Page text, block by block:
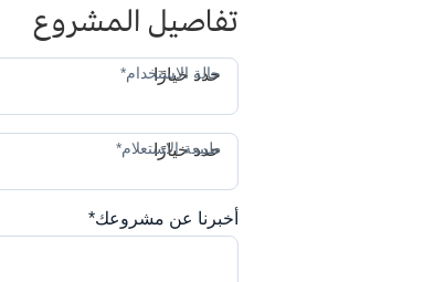
تفاصيل المشروع
حالة الاستخدام*
حدد خيارًا
طبيعة الاستعلام*
حدد خيارًا
أخبرنا عن مشروعك*